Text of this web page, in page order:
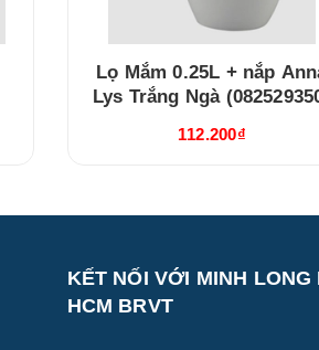
Lọ Mắm 0.25L + nắp
Lys Trắng Ngà
112.200₫
KẾT NỐI VỚI MINH LONG
HCM BRVT